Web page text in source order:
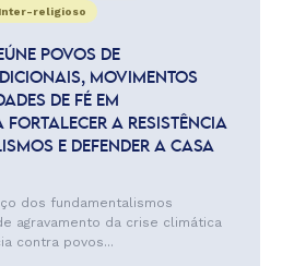
religioso
POVOS DE
MOVIMENTOS
DE FÉ EM
FORTALECER A RESISTÊNCIA
E DEFENDER A CASA
dos fundamentalismos
agravamento da crise climática
contra povos...